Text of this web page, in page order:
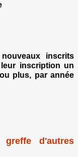
inscrits
inscription un
plus, par année
d'autres